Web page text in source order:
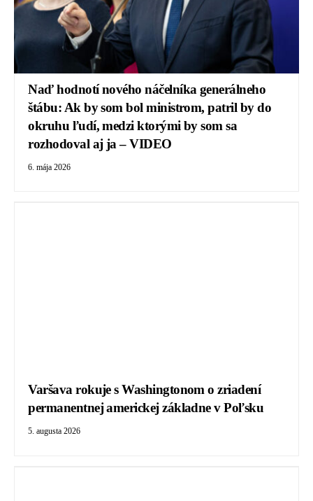
Naď hodnotí nového náčelníka generálneho
štábu: Ak by som bol ministrom, patril by do
okruhu ľudí, medzi ktorými by som sa
rozhodoval aj ja – VIDEO
6. mája 2026
Varšava rokuje s Washingtonom o zriadení
permanentnej americkej základne v Poľsku
5. augusta 2026